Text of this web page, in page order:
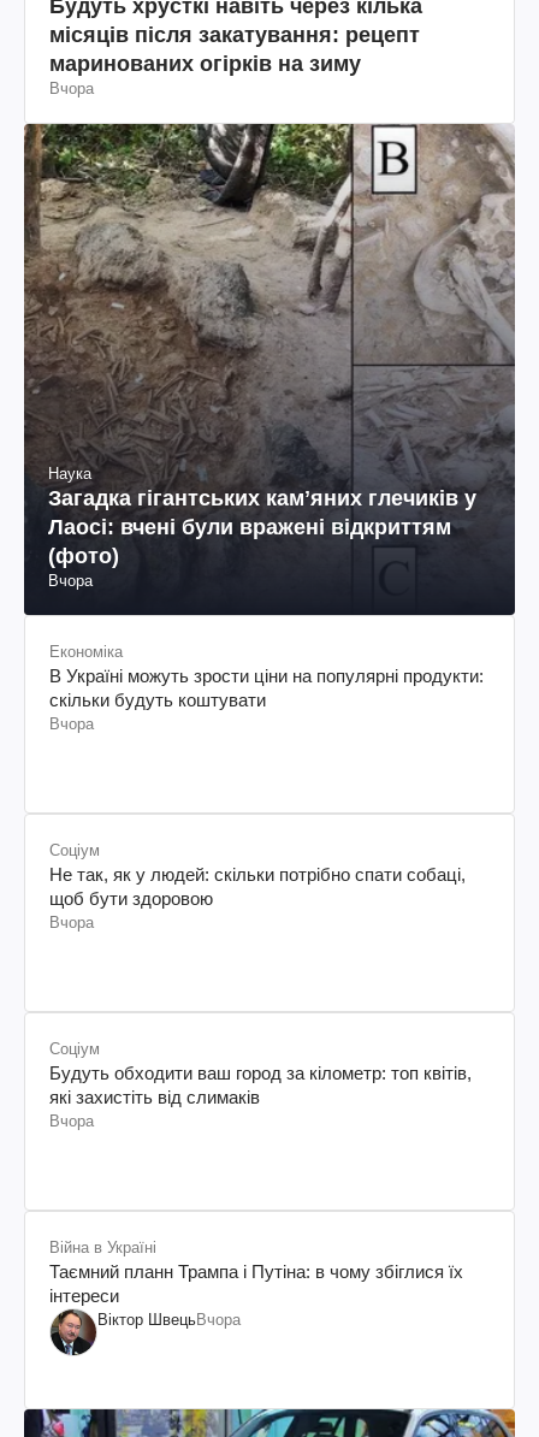
Будуть хрусткі навіть через кілька
місяців після закатування: рецепт
маринованих огірків на зиму
Вчора
Наука
Загадка гігантських камʼяних глечиків у
Лаосі: вчені були вражені відкриттям
(фото)
Вчора
Економіка
В Україні можуть зрости ціни на популярні продукти:
скільки будуть коштувати
Вчора
Соціум
Не так, як у людей: скільки потрібно спати собаці,
щоб бути здоровою
Вчора
Соціум
Будуть обходити ваш город за кілометр: топ квітів,
які захистіть від слимаків
Вчора
Війна в Україні
Таємний планн Трампа і Путіна: в чому збіглися їх
інтереси
Віктор ШвецьВчора